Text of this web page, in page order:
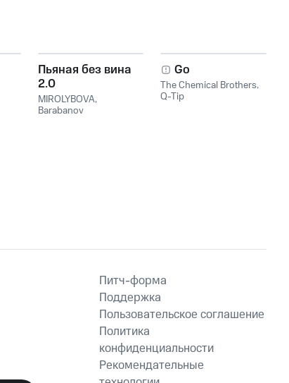
Пьяная без вина
2.0
MIROLYBOVA,
Barabanov
Go
The Chemical Brothers,
Q-Tip
Питч-форма
Поддержка
Пользовательское соглашение
Политика
конфиденциальности
Рекомендательные